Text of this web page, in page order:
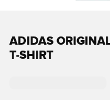
ADIDAS
T-SHIRT